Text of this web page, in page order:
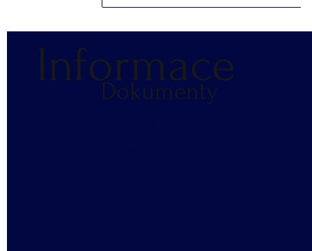
Dokumenty
Informace